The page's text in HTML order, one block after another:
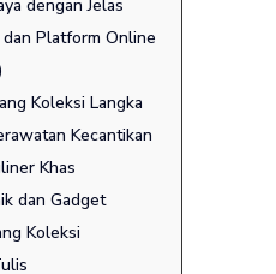
dengan Jelas
dan Platform Online
Koleksi Langka
Kecantikan
Khas
dan Gadget
Koleksi